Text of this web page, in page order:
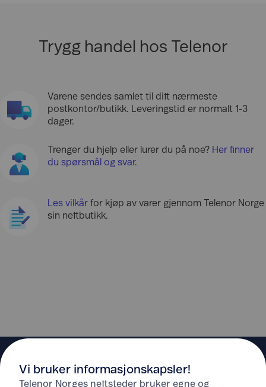
Trygg handel hos Telenor
Varene sendes samlet til ditt nærmeste
postkontor/butikk. Leveringstid er normalt 1-3
dager.
Trenger du hjelp eller lurer du på noe? Her finner
du spørsmål og svar.
Les vilkår for kjøp av varer gjennom Telenor Norge
sin nettbutikk.
Vi bruker informasjonskapsler!
Telenor Norges nettsteder bruker egne og